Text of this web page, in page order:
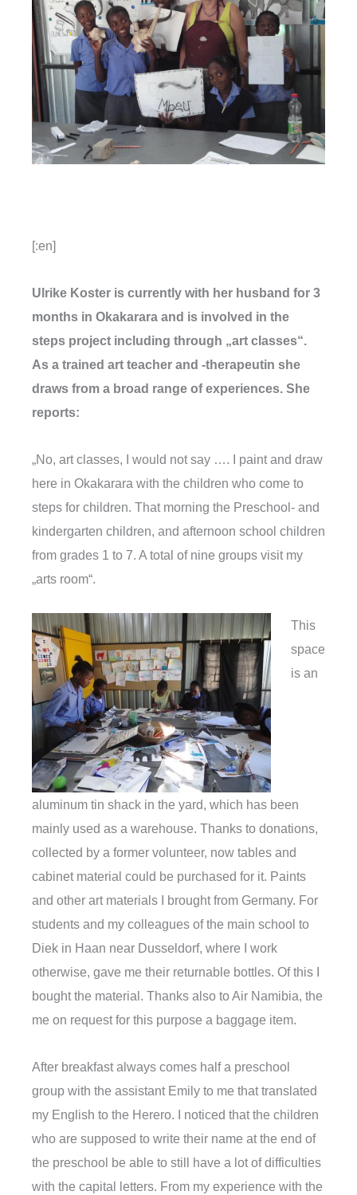
[:en]
Ulrike Koster is currently with her husband for 3
months in Okakarara and is involved in the
steps project including through „art classes“.
As a trained art teacher and -therapeutin she
draws from a broad range of experiences. She
reports:
„No, art classes, I would not say …. I paint and draw
here in Okakarara with the children who come to
steps for children. That morning the Preschool- and
kindergarten children, and afternoon school children
from grades 1 to 7. A total of nine groups visit my
„arts room“.
This
space
is an
aluminum tin shack in the yard, which has been
mainly used as a warehouse. Thanks to donations,
collected by a former volunteer, now tables and
cabinet material could be purchased for it. Paints
and other art materials I brought from Germany. For
students and my colleagues of the main school to
Diek in Haan near Dusseldorf, where I work
otherwise, gave me their returnable bottles. Of this I
bought the material. Thanks also to Air Namibia, the
me on request for this purpose a baggage item.
After breakfast always comes half a preschool
group with the assistant Emily to me that translated
my English to the Herero. I noticed that the children
who are supposed to write their name at the end of
the preschool be able to still have a lot of difficulties
with the capital letters. From my experience with the